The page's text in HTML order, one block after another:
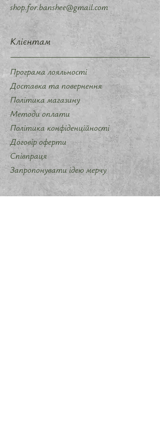
shop.for.banshee@gmail.com
Клієнтам
Програма лояльності
Доставка та повернення
Політика магазину
Методи оплати
Політика конфіденційності
Договір оферти
Співпраця
Запропонувати ідею мерчу